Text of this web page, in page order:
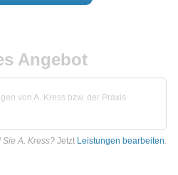
Angebot
von A. Kress bzw. der Praxis
Sie A. Kress? Jetzt Leistungen bearbeiten.